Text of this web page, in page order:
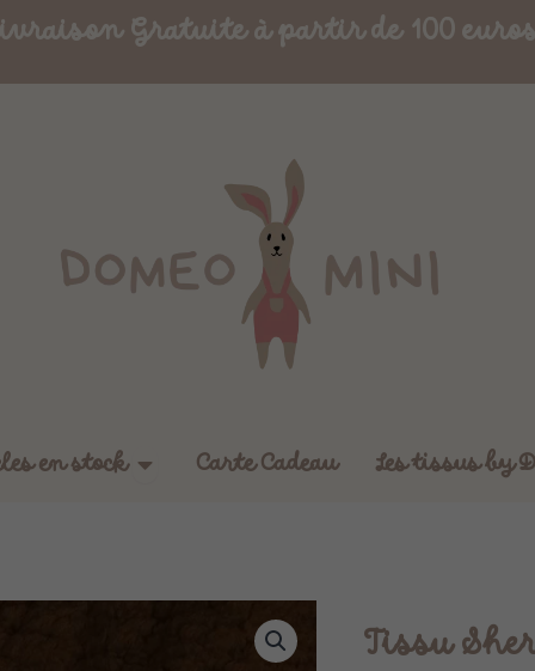
Gratuite à partir de 100
en stock Ouvrir Boutique - Articles en stock
Carte Cadeau Les tissus by
Tissu